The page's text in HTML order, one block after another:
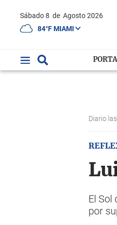
Sábado 8 de Agosto 2026
84°F MIAMI
Diario
El Sol
por